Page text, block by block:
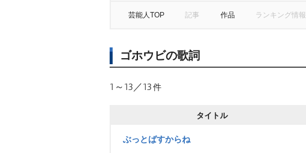
芸能人TOP 記事 作品 ランキング情報
ゴホウビの歌詞
1～13／13件
タイトル
ぶっとばすからね